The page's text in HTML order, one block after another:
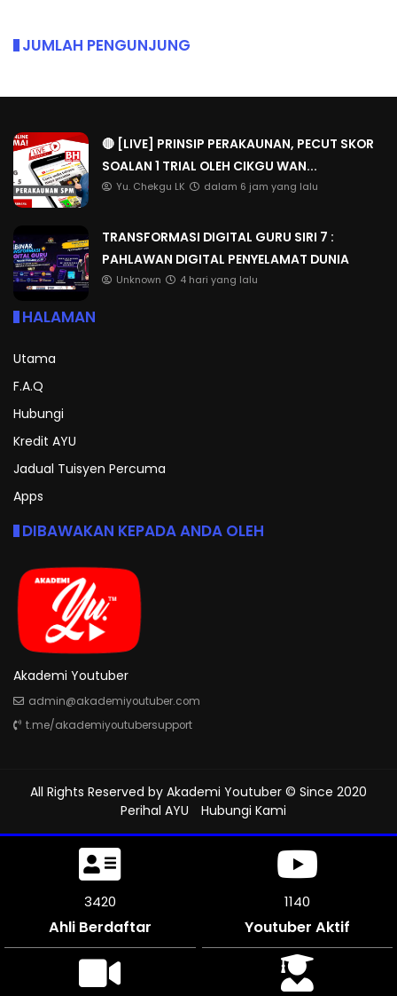
JUMLAH PENGUNJUNG
🔴 [LIVE] PRINSIP PERAKAUNAN, PECUT SKOR
SOALAN 1 TRIAL OLEH CIKGU WAN...
Yu. Chekgu LK dalam 6 jam yang lalu
TRANSFORMASI DIGITAL GURU SIRI 7 :
PAHLAWAN DIGITAL PENYELAMAT DUNIA
Unknown 4 hari yang lalu
HALAMAN
Utama
F.A.Q
Hubungi
Kredit AYU
Jadual Tuisyen Percuma
Apps
DIBAWAKAN KEPADA ANDA OLEH
Akademi Youtuber
admin@akademiyoutuber.com
t.me/akademiyoutubersupport
All Rights Reserved by Akademi Youtuber © Since 2020
Perihal AYU
Hubungi Kami
3720
Ahli Berdaftar
1239
Youtuber Aktif